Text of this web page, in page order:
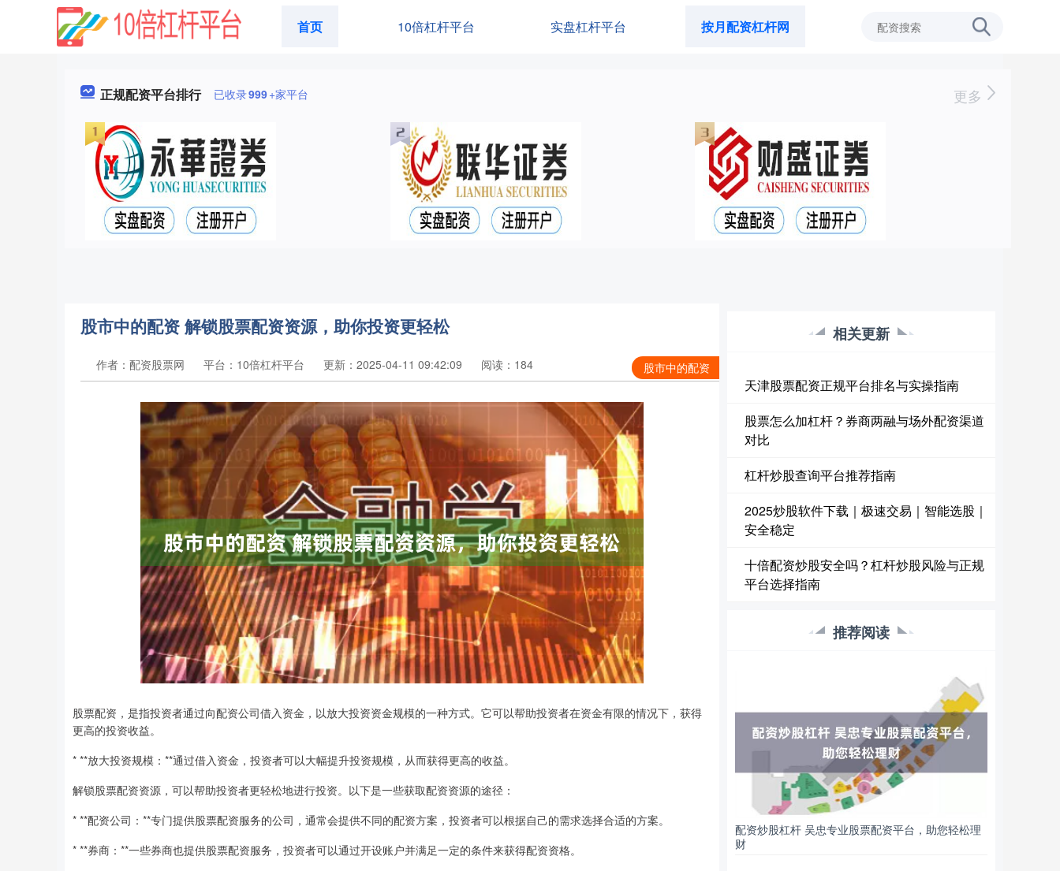
首页 10倍杠杆平台 实盘杠杆平台 按月配资杠杆网
正规配资平台排行 已收录999+家平台 更多
股市中的配资 解锁股票配资资源，助你投资更轻松
股市中的配资
作者：配资股票网 平台：10倍杠杆平台 更新：2025-04-11 09:42:09 阅读：184
股票配资，是指投资者通过向配资公司借入资金，以放大投资资金规模的一种方式。它可以帮助投资者在资金有限的情况下，获得
更高的投资收益。
* **放大投资规模：**通过借入资金，投资者可以大幅提升投资规模，从而获得更高的收益。
解锁股票配资资源，可以帮助投资者更轻松地进行投资。以下是一些获取配资资源的途径：
* **配资公司：**专门提供股票配资服务的公司，通常会提供不同的配资方案，投资者可以根据自己的需求选择合适的方案。
* **券商：**一些券商也提供股票配资服务，投资者可以通过开设账户并满足一定的条件来获得配资资格。
相关更新
天津股票配资正规平台排名与实操指南
股票怎么加杠杆？券商两融与场外配资渠道
对比
杠杆炒股查询平台推荐指南
2025炒股软件下载｜极速交易｜智能选股｜
安全稳定
十倍配资炒股安全吗？杠杆炒股风险与正规
平台选择指南
推荐阅读
配资炒股杠杆 吴忠专业股票配资平台，助您轻松理
财